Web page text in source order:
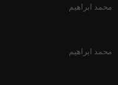
محمد ابراهيم
محمد ابراهيم